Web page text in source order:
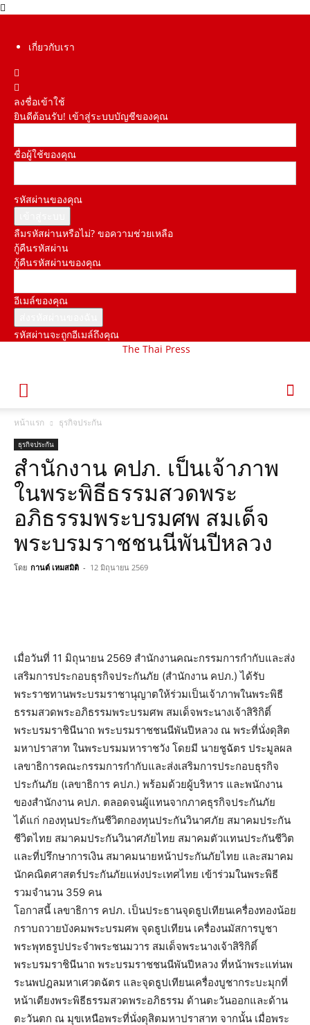
เกี่ยวกับเรา
ลงชื่อเข้าใช้
ยินดีต้อนรับ! เข้าสู่ระบบบัญชีของคุณ
ชื่อผู้ใช้ของคุณ
รหัสผ่านของคุณ
ลืมรหัสผ่านหรือไม่? ขอความช่วยเหลือ
กู้คืนรหัสผ่าน
กู้คืนรหัสผ่านของคุณ
อีเมล์ของคุณ
รหัสผ่านจะถูกอีเมล์ถึงคุณ
The Thai Press
หน้าแรก ธุรกิจประกัน
ธุรกิจประกัน
สำนักงาน คปภ. เป็นเจ้าภาพ
ในพระพิธีธรรมสวดพระ
อภิธรรมพระบรมศพ สมเด็จ
พระบรมราชชนนีพันปีหลวง
โดย กานต์ เหมสมิติ - 12 มิถุนายน 2569
เมื่อวันที่ 11 มิถุนายน 2569 สำนักงานคณะกรรมการกำกับและส่ง
เสริมการประกอบธุรกิจประกันภัย (สำนักงาน คปภ.) ได้รับ
พระราชทานพระบรมราชานุญาตให้ร่วมเป็นเจ้าภาพในพระพิธี
ธรรมสวดพระอภิธรรมพระบรมศพ สมเด็จพระนางเจ้าสิริกิติ์
พระบรมราชินีนาถ พระบรมราชชนนีพันปีหลวง ณ พระที่นั่งดุสิต
มหาปราสาท ในพระบรมมหาราชวัง โดยมี นายชูฉัตร ประมูลผล
เลขาธิการคณะกรรมการกำกับและส่งเสริมการประกอบธุรกิจ
ประกันภัย (เลขาธิการ คปภ.) พร้อมด้วยผู้บริหาร และพนักงาน
ของสำนักงาน คปภ. ตลอดจนผู้แทนจากภาคธุรกิจประกันภัย
ได้แก่ กองทุนประกันชีวิตกองทุนประกันวินาศภัย สมาคมประกัน
ชีวิตไทย สมาคมประกันวินาศภัยไทย สมาคมตัวแทนประกันชีวิต
และที่ปรึกษาการเงิน สมาคมนายหน้าประกันภัยไทย และสมาคม
นักคณิตศาสตร์ประกันภัยแห่งประเทศไทย เข้าร่วมในพระพิธี
รวมจำนวน 359 คน
โอกาสนี้ เลขาธิการ คปภ. เป็นประธานจุดธูปเทียนเครื่องทองน้อย
กราบถวายบังคมพระบรมศพ จุดธูปเทียน เครื่องนมัสการบูชา
พระพุทธรูปประจำพระชนมวาร สมเด็จพระนางเจ้าสิริกิติ์
พระบรมราชินีนาถ พระบรมราชชนนีพันปีหลวง ที่หน้าพระแท่นพ
ระนพปฎลมหาเศวตฉัตร และจุดธูปเทียนเครื่องบูชากระบะมุกที่
หน้าเตียงพระพิธีธรรมสวดพระอภิธรรม ด้านตะวันออกและด้าน
ตะวันตก ณ มุขเหนือพระที่นั่งดุสิตมหาปราสาท จากนั้น เมื่อพระ